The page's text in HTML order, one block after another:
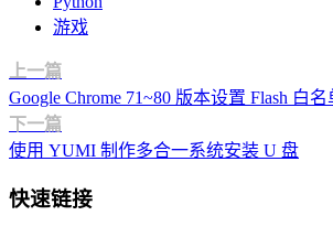
游戏
上一篇
Google Chrome 71~80 版本设置 Flash 白
下一篇
使用 YUMI 制作多合一系统安装 U 盘
快速链接